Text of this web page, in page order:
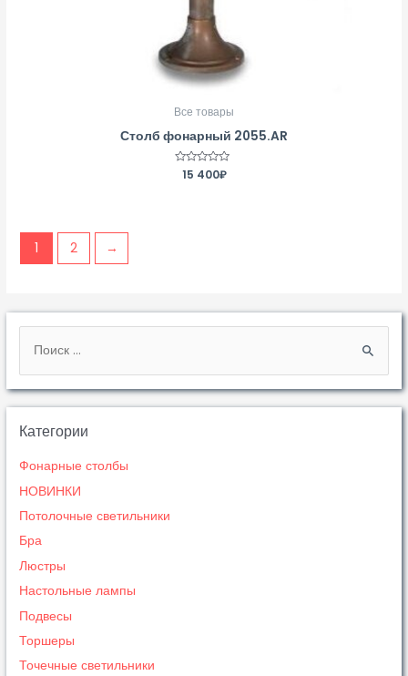
Категории
Фонарные столбы
НОВИНКИ
Потолочные светильники
Бра
Люстры
Настольные лампы
Подвесы
Торшеры
Точечные светильники
Все товары
Столб фонарный 2055.AR
Оценка
15 400₽
1 2 →